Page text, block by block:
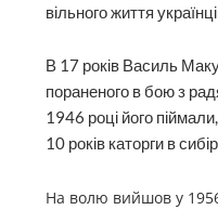
вільного життя
В 17 років Василь
пораненого в бою з
1946 році його
10 років каторги в
На волю вийшов у